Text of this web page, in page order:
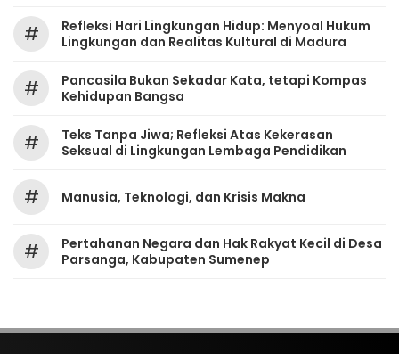
#
Refleksi Hari Lingkungan Hidup: Menyoal Hukum
Lingkungan dan Realitas Kultural di Madura
#
Pancasila Bukan Sekadar Kata, tetapi Kompas
Kehidupan Bangsa
#
Teks Tanpa Jiwa; Refleksi Atas Kekerasan
Seksual di Lingkungan Lembaga Pendidikan
# Manusia, Teknologi, dan Krisis Makna
#
Pertahanan Negara dan Hak Rakyat Kecil di Desa
Parsanga, Kabupaten Sumenep